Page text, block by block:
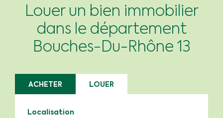
Louer un bien immobilier
dans le département
Bouches-Du-Rhône 13
ACHETER LOUER
Localisation